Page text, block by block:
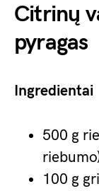
Citrinų
pyragas
Ingredientai
500 g
100 g